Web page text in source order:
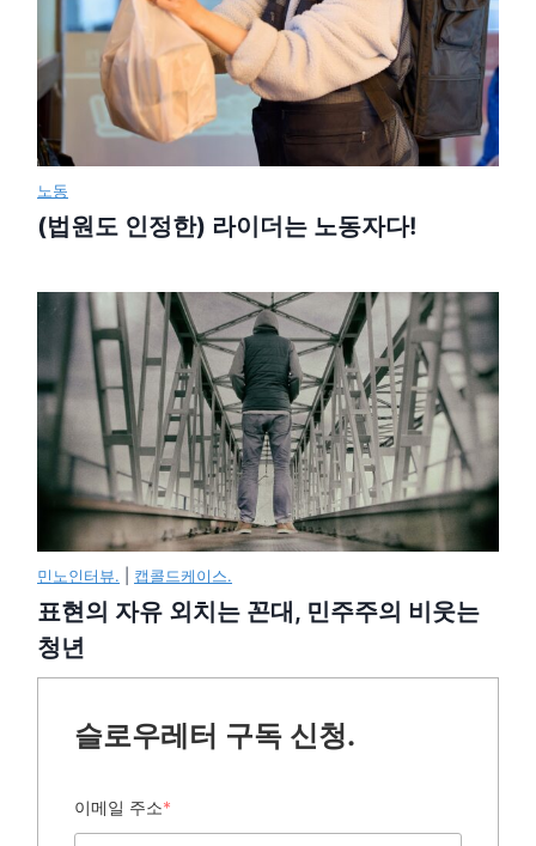
노동
(법원도 인정한) 라이더는 노동자다!
민노인터뷰. 캡콜드케이스.
표현의 자유 외치는 꼰대, 민주주의 비웃는
청년
슬로우레터 구독 신청.
이메일 주소*